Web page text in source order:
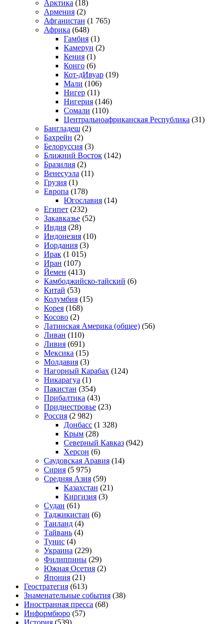
Арктика (18)
Армения (2)
Афганистан (1 765)
Африка (648)
Гамбия (1)
Камерун (2)
Кения (1)
Конго (6)
Кот-дИвуар (19)
Мали (106)
Нигер (11)
Нигерия (146)
Сомали (110)
Центральноафриканская Республика (31)
Бангладеш (2)
Бахрейн (2)
Белоруссия (3)
Ближний Восток (142)
Бразилия (2)
Венесуэла (11)
Грузия (1)
Европа (178)
Югославия (14)
Египет (232)
Закавказье (52)
Индия (28)
Индонезия (10)
Иордания (3)
Ирак (1 015)
Иран (107)
Йемен (413)
Камбоджийско-тайский (6)
Китай (53)
Колумбия (15)
Корея (168)
Косово (2)
Латинская Америка (общее) (56)
Ливан (110)
Ливия (691)
Мексика (15)
Молдавия (3)
Нагорный Карабах (124)
Никарагуа (1)
Пакистан (354)
Прибалтика (43)
Приднестровье (23)
Россия (2 982)
Донбасс (1 328)
Крым (28)
Северный Кавказ (942)
Херсон (6)
Саудовская Аравия (14)
Сирия (5 975)
Средняя Азия (59)
Казахстан (21)
Киргизия (3)
Судан (61)
Таджикистан (6)
Таиланд (4)
Тайвань (4)
Тунис (4)
Украина (229)
Филиппины (29)
Южная Осетия (2)
Япония (21)
Геостратегия (613)
Знаменательные события (38)
Иностранная пресса (68)
Информбюро (57)